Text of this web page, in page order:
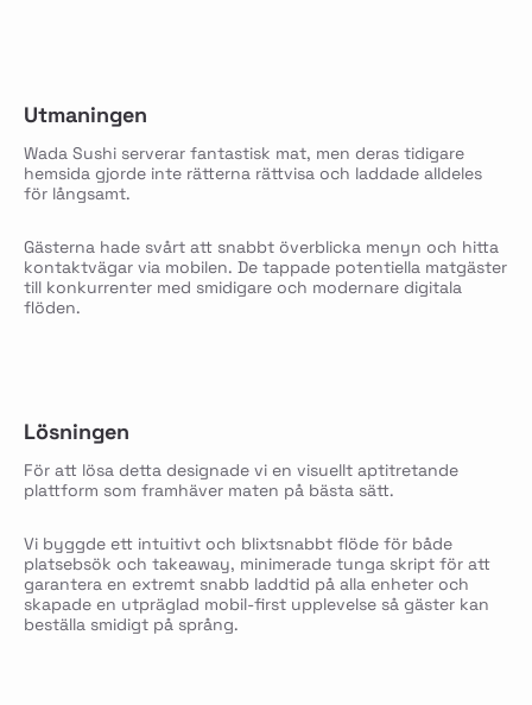
Utmaningen
Wada Sushi serverar fantastisk mat, men deras tidigare
hemsida gjorde inte rätterna rättvisa och laddade alldeles
för långsamt.
Gästerna hade svårt att snabbt överblicka menyn och hitta
kontaktvägar via mobilen. De tappade potentiella matgäster
till konkurrenter med smidigare och modernare digitala
flöden.
Lösningen
För att lösa detta designade vi en visuellt aptitretande
plattform som framhäver maten på bästa sätt.
Vi byggde ett intuitivt och blixtsnabbt flöde för både
platsebsök och takeaway, minimerade tunga skript för att
garantera en extremt snabb laddtid på alla enheter och
skapade en utpräglad mobil-first upplevelse så gäster kan
beställa smidigt på språng.